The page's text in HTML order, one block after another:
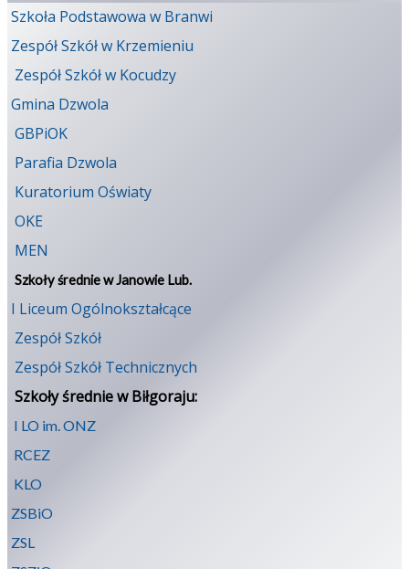
Szkoła Podstawowa w Branwi
Zespół Szkół w Krzemieniu
Zespół Szkół w Kocudzy
Gmina Dzwola
GBPiOK
Parafia Dzwola
Kuratorium Oświaty
OKE
MEN
Szkoły średnie w Janowie Lub.
I Liceum Ogólnokształcące
Zespół Szkół
Zespół Szkół Technicznych
Szkoły średnie w Biłgoraju:
I LO im. ONZ
RCEZ
KLO
ZSBiO
ZSL